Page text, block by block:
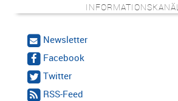
Newsletter
Facebook
Twitter
RSS-Feed